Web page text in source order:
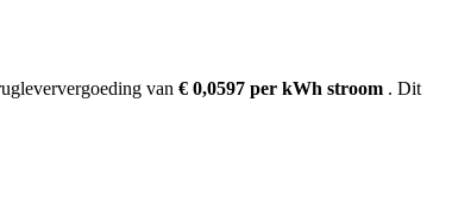
van € 0,0597 per kWh stroom . Dit